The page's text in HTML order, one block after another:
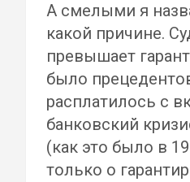
А смелыми я
какой причине.
превышает
было
расплатилось с
банковский
(как это было в
только о